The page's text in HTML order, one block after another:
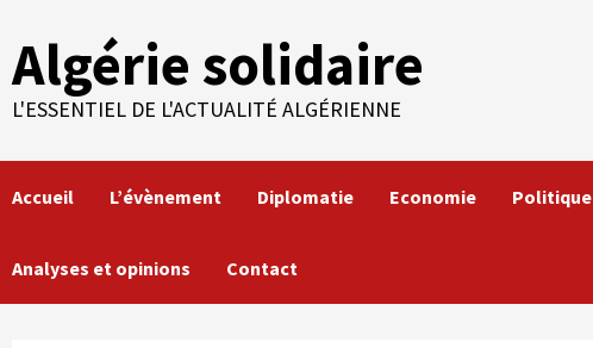
content
Algérie solidaire
L'ESSENTIEL DE L'ACTUALITÉ ALGÉRIENNE
Accueil L’évènement Diplomatie Economie Politique
Analyses et opinions Contact